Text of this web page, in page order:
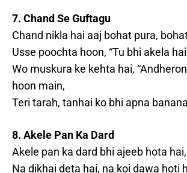
7. Chand Se Guftagu
Chand nikla hai aaj bohat pura,
Usse poochta hoon, “Tu bhi akela
Wo muskura ke kehta hai,
hoon main,
Teri tarah, tanhai ko bhi apna
8. Akele Pan Ka Dard
Akele pan ka dard bhi ajeeb hota hai,
Na dikhai deta hai, na koi dawa hoti